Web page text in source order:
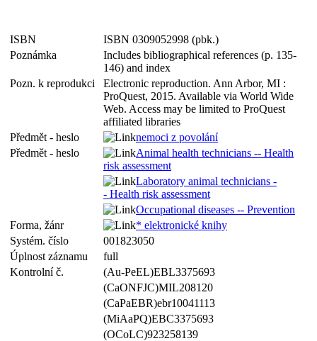
ISBN
ISBN 0309052998 (pbk.)
Poznámka
Includes bibliographical references (p. 135-
146) and index
Pozn. k reprodukci
Electronic reproduction. Ann Arbor, MI :
ProQuest, 2015. Available via World Wide
Web. Access may be limited to ProQuest
affiliated libraries
Předmět - heslo
nemoci z povolání
Předmět - heslo
Animal health technicians -- Health
risk assessment
Laboratory animal technicians -
- Health risk assessment
Occupational diseases -- Prevention
Forma, žánr
* elektronické knihy
Systém. číslo
001823050
Úplnost záznamu
full
Kontrolní č.
(Au-PeEL)EBL3375693
(CaONFJC)MIL208120
(CaPaEBR)ebr10041113
(MiAaPQ)EBC3375693
(OCoLC)923258139